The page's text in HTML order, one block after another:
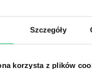
Szczegóły
korzysta z plików
MOŻE
je pełniąca jest w pełni